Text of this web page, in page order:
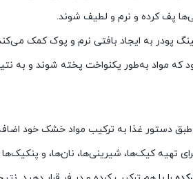
پف کرده و نرم و لطیف شوند.
پودر به ایجاد بافتی نرم و پوک کمک
که مواد به‌طور یکنواخت پخته شوند و به
تهیه کیک‌ها، شیرینی‌ها، نان‌ها، و